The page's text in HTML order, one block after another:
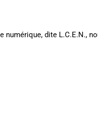
numérique, dite L.C.E.N.,